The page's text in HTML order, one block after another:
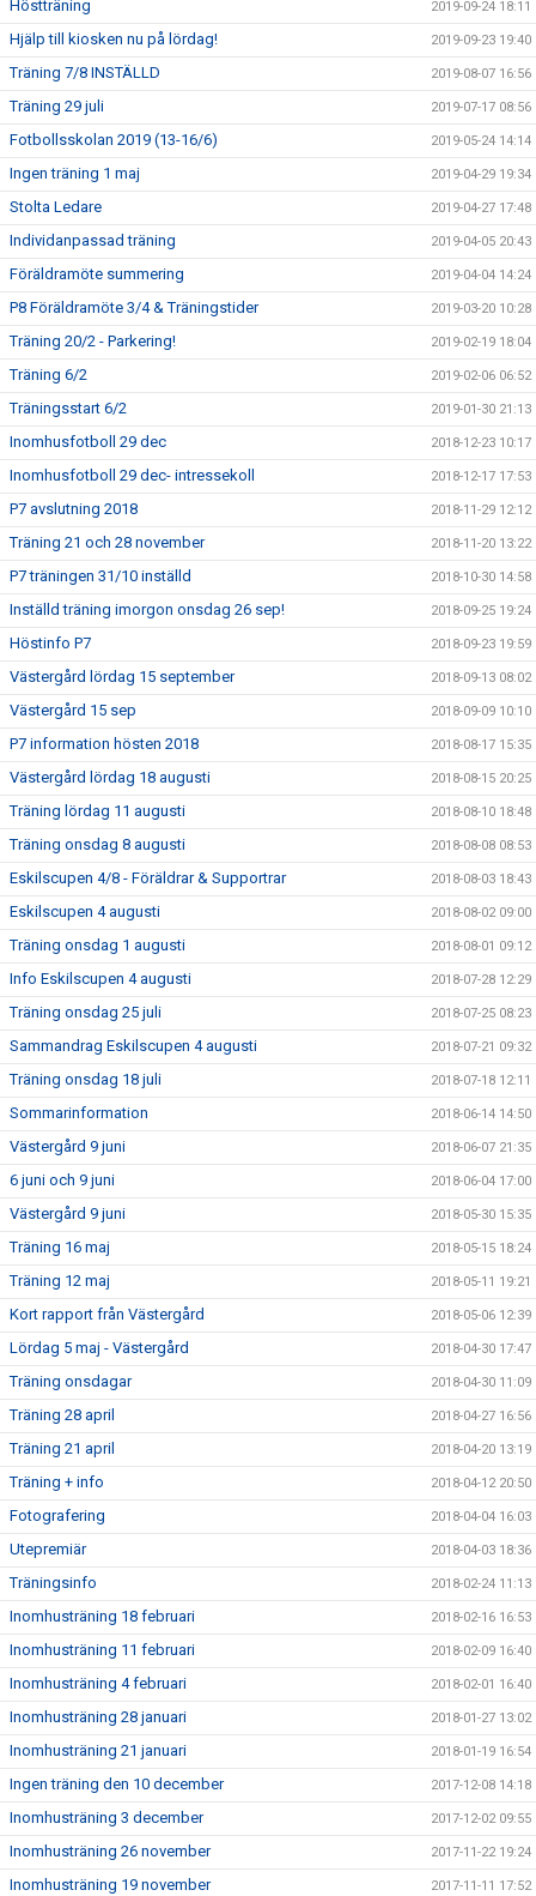
Höstträning 2019-09-24 18:11
Hjälp till kiosken nu på lördag! 2019-09-23 19:40
Träning 7/8 INSTÄLLD 2019-08-07 16:56
Träning 29 juli 2019-07-17 08:56
Fotbollsskolan 2019 (13-16/6) 2019-05-24 14:14
Ingen träning 1 maj 2019-04-29 19:34
Stolta Ledare 2019-04-27 17:48
Individanpassad träning 2019-04-05 20:43
Föräldramöte summering 2019-04-04 14:24
P8 Föräldramöte 3/4 & Träningstider 2019-03-20 10:28
Träning 20/2 - Parkering! 2019-02-19 18:04
Träning 6/2 2019-02-06 06:52
Träningsstart 6/2 2019-01-30 21:13
Inomhusfotboll 29 dec 2018-12-23 10:17
Inomhusfotboll 29 dec- intressekoll 2018-12-17 17:53
P7 avslutning 2018 2018-11-29 12:12
Träning 21 och 28 november 2018-11-20 13:22
P7 träningen 31/10 inställd 2018-10-30 14:58
Inställd träning imorgon onsdag 26 sep! 2018-09-25 19:24
Höstinfo P7 2018-09-23 19:59
Västergård lördag 15 september 2018-09-13 08:02
Västergård 15 sep 2018-09-09 10:10
P7 information hösten 2018 2018-08-17 15:35
Västergård lördag 18 augusti 2018-08-15 20:25
Träning lördag 11 augusti 2018-08-10 18:48
Träning onsdag 8 augusti 2018-08-08 08:53
Eskilscupen 4/8 - Föräldrar & Supportrar 2018-08-03 18:43
Eskilscupen 4 augusti 2018-08-02 09:00
Träning onsdag 1 augusti 2018-08-01 09:12
Info Eskilscupen 4 augusti 2018-07-28 12:29
Träning onsdag 25 juli 2018-07-25 08:23
Sammandrag Eskilscupen 4 augusti 2018-07-21 09:32
Träning onsdag 18 juli 2018-07-18 12:11
Sommarinformation 2018-06-14 14:50
Västergård 9 juni 2018-06-07 21:35
6 juni och 9 juni 2018-06-04 17:00
Västergård 9 juni 2018-05-30 15:35
Träning 16 maj 2018-05-15 18:24
Träning 12 maj 2018-05-11 19:21
Kort rapport från Västergård 2018-05-06 12:39
Lördag 5 maj - Västergård 2018-04-30 17:47
Träning onsdagar 2018-04-30 11:09
Träning 28 april 2018-04-27 16:56
Träning 21 april 2018-04-20 13:19
Träning + info 2018-04-12 20:50
Fotografering 2018-04-04 16:03
Utepremiär 2018-04-03 18:36
Träningsinfo 2018-02-24 11:13
Inomhusträning 18 februari 2018-02-16 16:53
Inomhusträning 11 februari 2018-02-09 16:40
Inomhusträning 4 februari 2018-02-01 16:40
Inomhusträning 28 januari 2018-01-27 13:02
Inomhusträning 21 januari 2018-01-19 16:54
Ingen träning den 10 december 2017-12-08 14:18
Inomhusträning 3 december 2017-12-02 09:55
Inomhusträning 26 november 2017-11-22 19:24
Inomhusträning 19 november 2017-11-11 17:52